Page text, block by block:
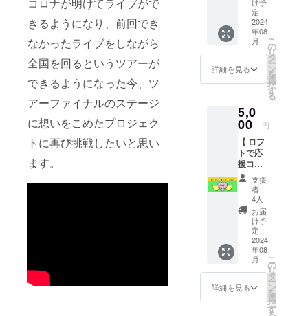
きるようになり、前回でき
なかったライブをしながら
全国を回るというツアーが
できるようになった今、ツ
アーファイナルのステージ
に想いをこめたプロジェク
トに再び挑戦したいと思い
ます。
すの
で、応
援して
欲しい
ことが
ある方
さいネ
♡ ※2分
動画を
メール
にURL
を記載
してお
送りし
ます。
7cm×9
cm予
定） ・
ご支援
者様ク
レジッ
ト付き
（見開
きタイ
プ
200mm
×148m
m予
定） ★
皆様か
らのご
支援で
製作し
た衣装
を着た
ぎゃう
のアク
リルス
タンド
け予
定：
2024
年08
月
詳細を見る
こ
の
リ
タ
ー
ン
を
選
択
す
る
5,0
00 円
【 ロフ
トで応
援コー
ス /
5,000円
フトの
チケッ
ト ・ロ
フトの
衣装を
着た
ぎゃう
からの
お礼動
支援
者：
4人
お届
け予
定：
2024
年08
月
詳細を見る
こ
の
リ
タ
ー
ン
を
選
択
す